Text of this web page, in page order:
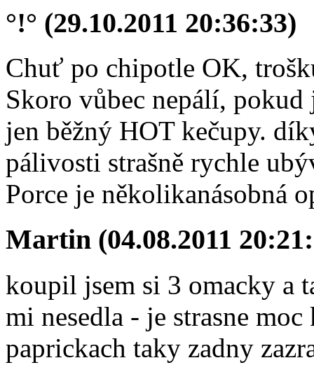
°!° (29.10.2011 20:36:33)
Chuť po chipotle OK,
Skoro vůbec nepálí,
jen běžný HOT kečupy.
pálivosti strašně rychle
Porce je několikanásobná
Martin (04.08.2011
koupil jsem si 3 omacky a
mi nesedla - je strasne
paprickach taky zadny